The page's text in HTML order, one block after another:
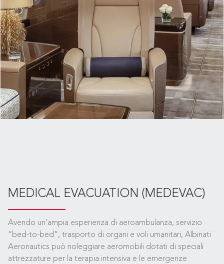
MEDICAL EVACUATION (MEDEVAC)
Avendo un’ampia esperienza di aeroambulanza, servizio
“bed-to-bed”, trasporto di organi e voli umanitari, Albinati
Aeronautics può noleggiare aeromobili dotati di speciali
attrezzature per la terapia intensiva e le emergenze